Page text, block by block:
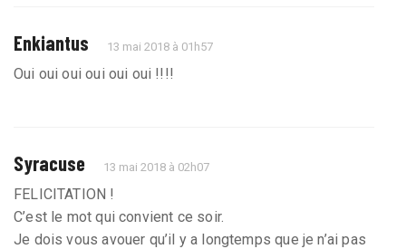
Enkiantus 13 mai 2018 à 01h57
Oui oui oui oui oui oui !!!!
Syracuse 13 mai 2018 à 02h07
FELICITATION !
C’est le mot qui convient ce soir.
Je dois vous avouer qu’il y a longtemps que je n’ai pas